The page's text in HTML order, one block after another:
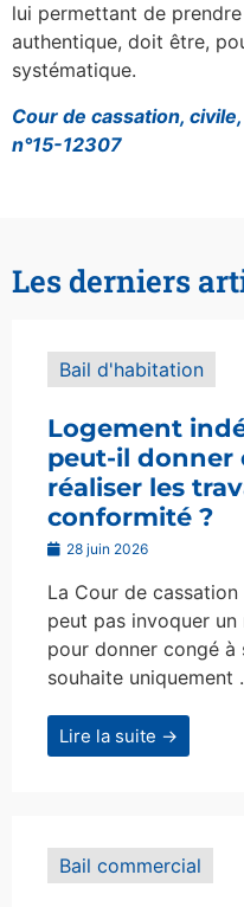
lui permettant de
authentique, doit être,
systématique.
Cour de cassation,
n°15-12307
Les derniers
Bail d'habitation
Logement
peut-il donner
réaliser les
conformité ?
28 juin 2026
La Cour de cassation
peut pas invoquer
pour donner congé à
souhaite uniquement
Lire la suite →
Bail commercial